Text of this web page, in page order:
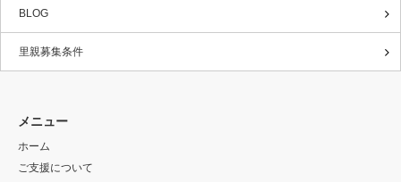
BLOG
里親募集条件
メニュー
ホーム
ご支援について